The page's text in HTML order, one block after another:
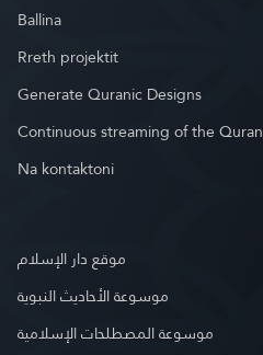
Ballina
Rreth projektit
Generate Quranic Designs
Continuous streaming of the Quran
Na kontaktoni
موقع دار الإسلام
موسوعة الأحاديث النبوية
موسوعة المصطلحات الإسلامية